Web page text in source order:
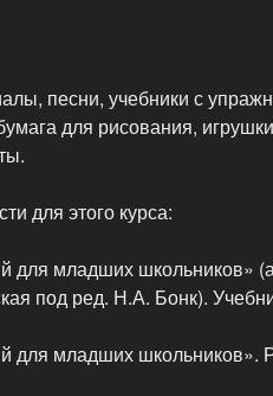
песни, учебники с
для рисования,
для этого курса:
для младших школьников»
под ред. Н.А. Бонк).
для младших школьников».